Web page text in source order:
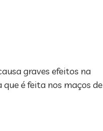
graves efeitos na
é feita nos maços de